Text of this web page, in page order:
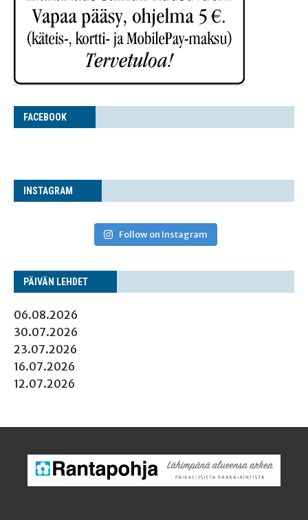
FACE­BOOK
INS­TA­GRAM
Follow on Instagram
PÄI­VÄN LEHDET
06.08.2026
30.07.2026
23.07.2026
16.07.2026
12.07.2026